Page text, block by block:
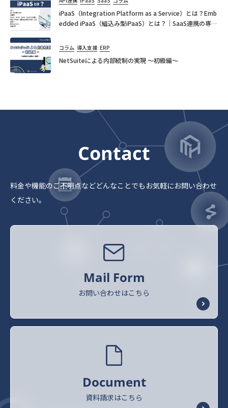
iPaaS（Integration Platform as a Service）とは？Emb
edded iPaaS（組込み型iPaaS）とは？｜SaaS連携の専門
コラム 導入支援 ERP
NetSuiteによる内部統制の実現 ～初級編～
Contact
料金や機能のご不明点などどんなことでもお気軽にお問い合わせ
ください。
Mail Form
お問い合わせはこちら
Document
資料請求はこちら